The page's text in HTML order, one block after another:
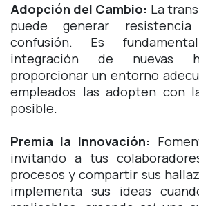
Adopción del Cambio: La
puede generar
confusión. Es
integración de nuevas
proporcionar un entorno
empleados las adopten con
posible.
Premia la Innovación:
invitando a tus
procesos y compartir sus
implementa sus ideas